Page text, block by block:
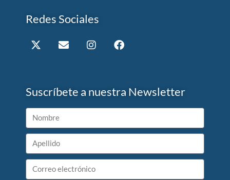
Redes Sociales
Suscríbete a nuestra Newsletter